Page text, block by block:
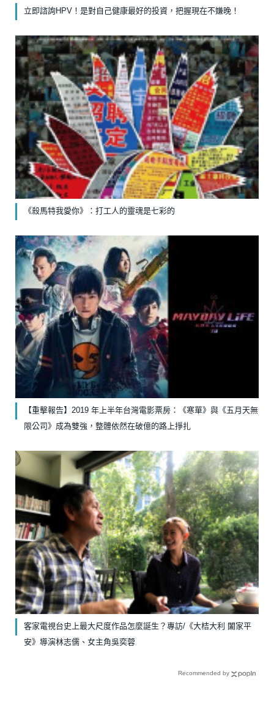
立即諮詢HPV！是對自己健康最好的投資，把握現在不嫌晚！
《殺馬特我愛你》：打工人的靈魂是七彩的
【重擊報告】2019 年上半年台灣電影票房：《寒單》與《五月天無
限公司》成為雙強，整體依然在破億的路上掙扎
客家電視台史上最大尺度作品怎麼誕生？專訪/《大桔大利 闔家平
安》導演林志儒、女主角吳奕蓉
Recommended by